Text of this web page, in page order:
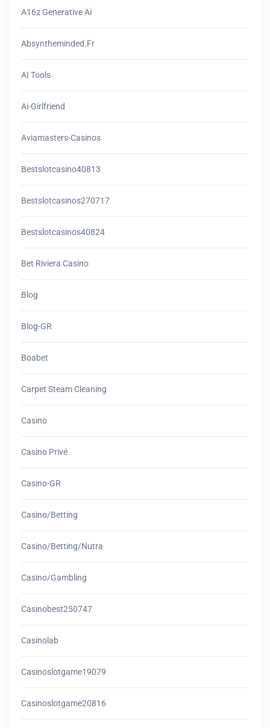
A16z Generative Ai
Absyntheminded.fr
AI Tools
Ai-Girlfriend
Aviamasters-Casinos
Bestslotcasino40813
Bestslotcasinos270717
Bestslotcasinos40824
Bet Riviera Casino
Blog
Blog-GR
Boabet
Carpet Steam Cleaning
Casino
Casino Privé
Casino-GR
Casino/betting
Casino/betting/nutra
Casino/gambling
Casinobest250747
Casinolab
Casinoslotgame19079
Casinoslotgame20816